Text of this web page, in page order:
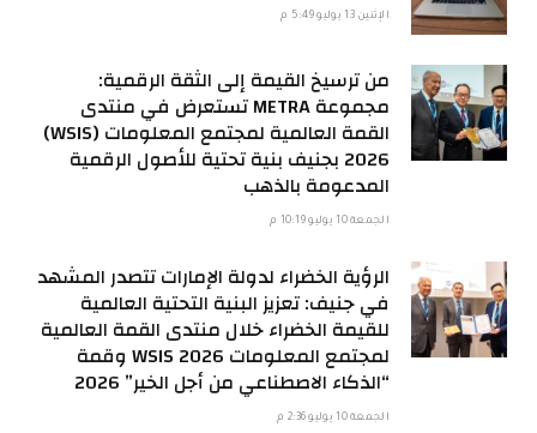
الإثنين 13 يوليو 5:49 م
من ترسيخ القيمة إلى الثقة الرقمية:
مجموعة METRA تستعرض في منتدى
القمة العالمية لمجتمع المعلومات (WSIS)
2026 بجنيف بنية تحتية للأصول الرقمية
المدعومة بالذهب
الجمعة 10 يوليو 10:19 م
الرؤية الخضراء لدولة الإمارات تتصدر المشهد
في جنيف: تعزيز البنية التحتية العالمية
للقيمة الخضراء خلال منتدى القمة العالمية
لمجتمع المعلومات WSIS 2026 وقمة
“الذكاء الاصطناعي من أجل الخير” 2026
الجمعة 10 يوليو 2:36 م